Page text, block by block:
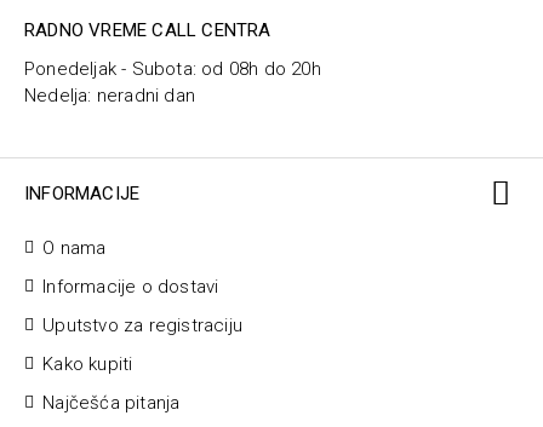
RADNO VREME CALL CENTRA
Ponedeljak - Subota: od 08h do 20h
Nedelja: neradni dan
INFORMACIJE
O nama
Informacije o dostavi
Uputstvo za registraciju
Kako kupiti
Najčešća pitanja